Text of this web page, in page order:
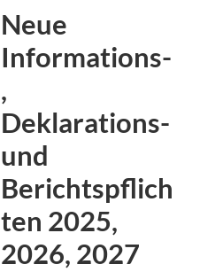
Neue
Informations-
,
Deklarations-
und
Berichtspflich
ten 2025,
2026, 2027